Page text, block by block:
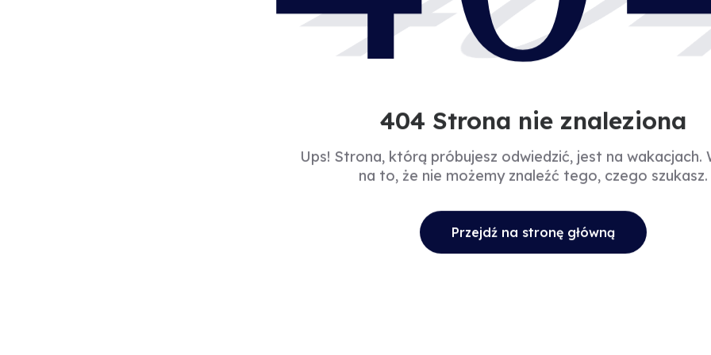
404 Strona nie znaleziona
Ups! Strona, którą próbujesz odwiedzić, jest na wakacjach.
na to, że nie możemy znaleźć tego, czego szukasz.
Przejdź na stronę główną